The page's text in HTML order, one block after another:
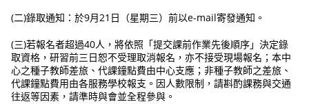
(二)錄取通知：於9月21日（星期三）前以e-mail寄發通知。
(三)若報名者超過40人，將依照「提交課前作業先後順序」決定錄
取資格，研習前三日恕不受理取消報名，亦不接受現場報名；本中
心之種子教師差旅、代課鐘點費由中心支應；非種子教師之差旅、
代課鐘點費用由各服務學校報支。因人數限制，請斟酌課務與交通
往返等因素，請準時與會並全程參與。